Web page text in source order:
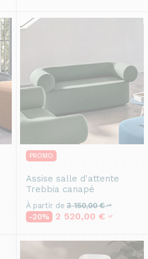
PROMO
Assise salle d'attente
Trebbia canapé
À partir de 3 150,00 €HT
-20% 2 520,00 € HT